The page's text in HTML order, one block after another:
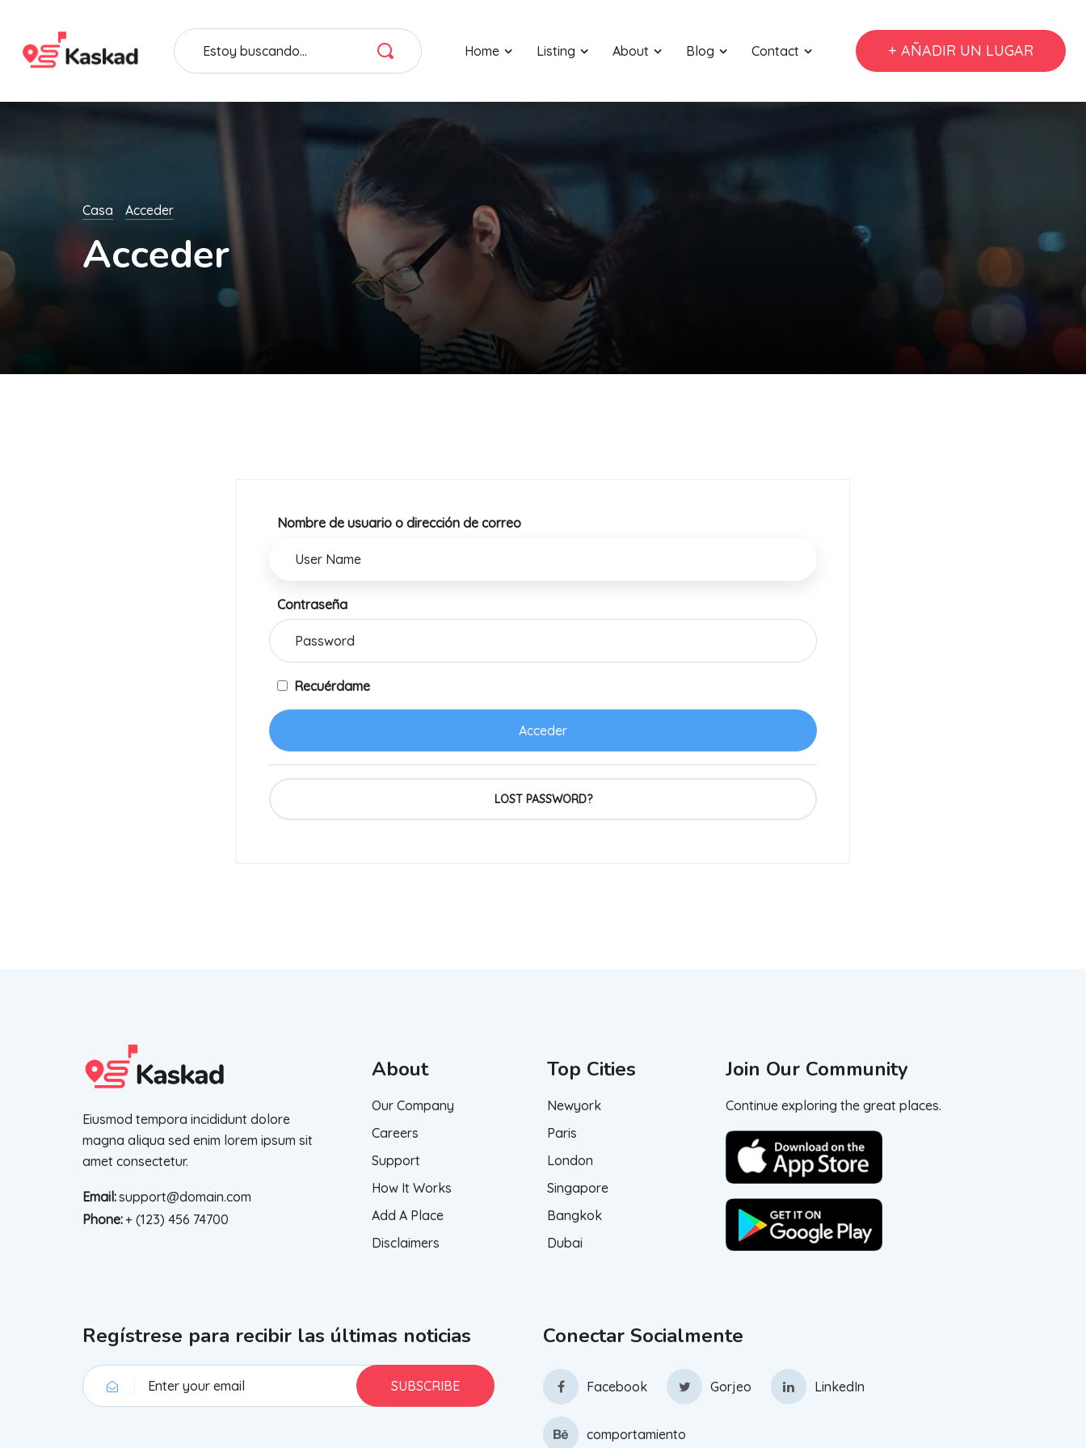
Home Listing About Blog Contact + AÑADIR UN LUGAR
Casa Acceder
Acceder
Nombre de usuario o dirección de correo
Contraseña
Recuérdame
LOST PASSWORD?
Eiusmod tempora incididunt dolore
magna aliqua sed enim lorem ipsum sit
amet consectetur.
Email:support@domain.com
Phone:+ (123) 456 74700
About
Our Company
Careers
Support
How It Works
Add A Place
Disclaimers
Top Cities
Newyork
Paris
London
Singapore
Bangkok
Dubai
Join Our Community
Continue exploring the great places.
Regístrese para recibir las últimas noticias Conectar Socialmente
Facebook Gorjeo LinkedIn
comportamiento